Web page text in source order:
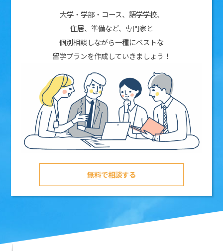
大学・学部・コース、語学学校、
住居、準備など、専門家と
個別相談しながら一種にベストな
留学プランを作成していきましょう！
無料で相談する